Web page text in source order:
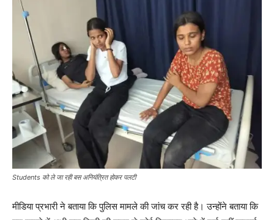
Students को ले जा रही बस अनियंत्रित होकर पलटी
मीडिया प्रभारी ने बताया कि पुलिस मामले की जांच कर रही है। उन्होंने बताया कि